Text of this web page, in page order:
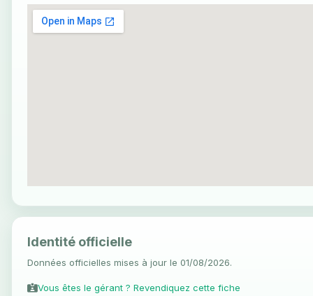
Identité officielle
Données officielles mises à jour le 01/08/2026.
Vous êtes le gérant ? Revendiquez cette fiche